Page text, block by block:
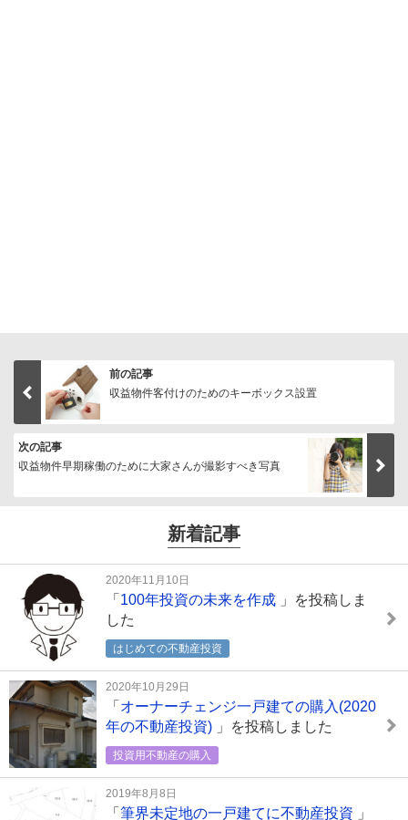
前の記事
収益物件客付けのためのキーボックス設置
次の記事
収益物件早期稼働のために大家さんが撮影すべき写真
新着記事
2020年11月10日
「 100年投資の未来を作成 」を投稿しま
した
はじめての不動産投資
2020年10月29日
「 オーナーチェンジ一戸建ての購入(2020
年の不動産投資) 」を投稿しました
投資用不動産の購入
2019年8月8日
「 筆界未定地の一戸建てに不動産投資
」